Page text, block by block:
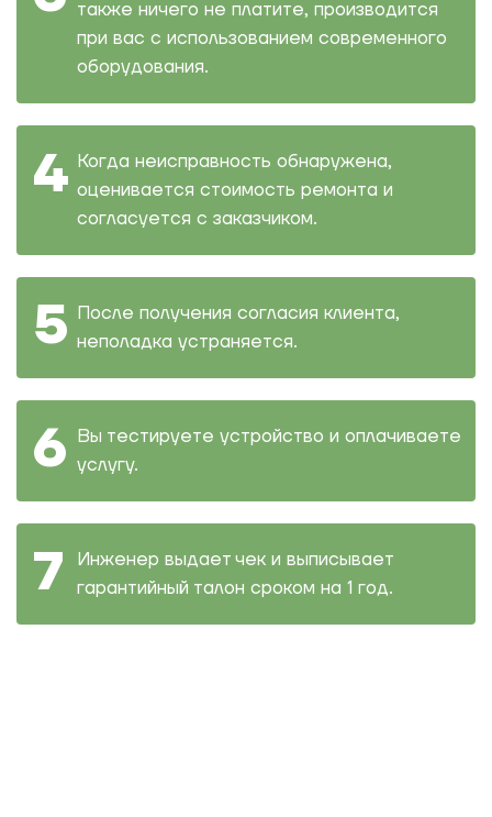
также ничего не платите, производится
при вас с использованием современного
оборудования.
Когда неисправность обнаружена,
оценивается стоимость ремонта и
согласуется с заказчиком.
После получения согласия клиента,
неполадка устраняется.
Вы тестируете устройство и оплачиваете
услугу.
Инженер выдает чек и выписывает
гарантийный талон сроком на 1 год.